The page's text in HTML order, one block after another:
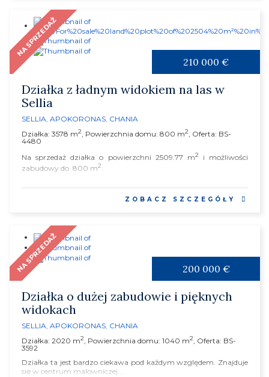
NA SPRZEDAŻ
210 000 €
Działka z ładnym widokiem na las w
Sellia
SELLIA APOKORONAS CHANIA
Działka: 3578 m2 , Powierzchnia domu: 800 m2 , Oferta: BS-
4480
Na sprzedaż działka o powierzchni 2509.77 m2
i możliwości
zabudowy do 800 m2
ZOBACZ SZCZEGÓŁY
NA SPRZEDAŻ 200 000 €
Działka o dużej zabudowie i pięknych
widokach
SELLIA, APOKORONAS, CHANIA
Działka: 2020 m2, Powierzchnia domu: 1040 m2, Oferta: BS-
3592
Działka ta jest bardzo ciekawa pod każdym względem. Znajduje
się w centrum malowniczej...